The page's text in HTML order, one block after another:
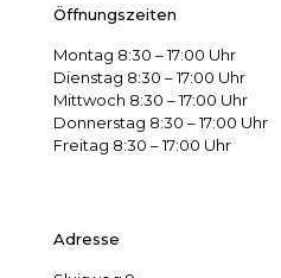
Öffnungszeiten
Montag 8:30 – 17:00 Uhr
Dienstag 8:30 – 17:00 Uhr
Mittwoch 8:30 – 17:00 Uhr
Donnerstag 8:30 – 17:00 Uhr
Freitag 8:30 – 17:00 Uhr
Adresse